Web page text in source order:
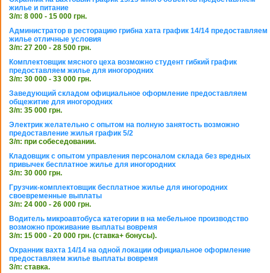
жилье и питание
З/п: 8 000 - 15 000 грн.
Администратор в ресторацию грибна хата график 14/14 предоставляем
жилье отличные условия
З/п: 27 200 - 28 500 грн.
Комплектовщик мясного цеха возможно студент гибкий график
предоставляем жилье для иногородних
З/п: 30 000 - 33 000 грн.
Заведующий складом официальное оформление предоставляем
общежитие для иногородних
З/п: 35 000 грн.
Электрик желательно с опытом на полную занятость возможно
предоставление жилья график 5/2
З/п: при собеседовании.
Кладовщик с опытом управления персоналом склада без вредных
привычек бесплатное жилье для иногородних
З/п: 30 000 грн.
Грузчик-комплектовщик бесплатное жилье для иногородних
своевременные выплаты
З/п: 24 000 - 26 000 грн.
Водитель микроавтобуса категории в на мебельное производство
возможно проживание выплаты вовремя
З/п: 15 000 - 20 000 грн. (ставка+ бонусы).
Охранник вахта 14/14 на одной локации официальное оформление
предоставляем жилье выплаты вовремя
З/п: ставка.